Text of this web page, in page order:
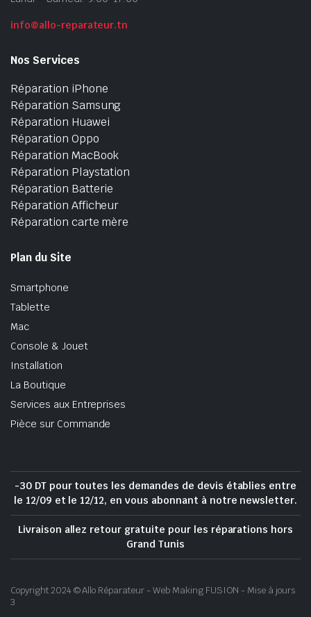
info@allo-reparateur.tn
Nos Services
Réparation iPhone
Réparation Samsung
Réparation Huawei
Réparation Oppo
Réparation MacBook
Réparation Playstation
Réparation Batterie
Réparation Afficheur
Réparation carte mère
Plan du Site
Smartphone
Tablette
Mac
Console & Jouet
Installation
La Boutique
Services aux Entreprises
Pièce sur Commande
-30 DT pour toutes les demandes de devis établies entre
le 12/09 et le 12/12, en vous abonnant à notre newsletter.
Livraison allez retour gratuite pour les réparations hors
Grand Tunis
Copyright 2024 © Allo Réparateur - Web Making FUSION - Mise à jours
3